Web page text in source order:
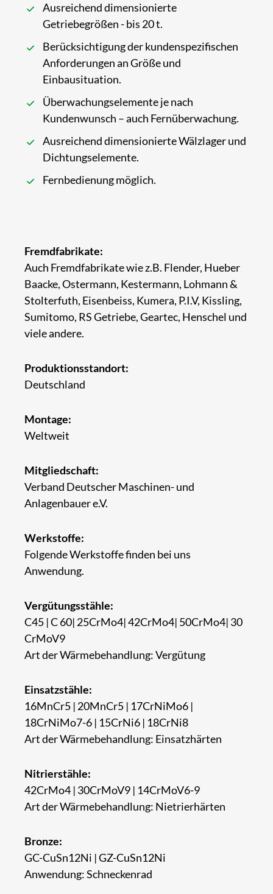
Ausreichend dimensionierte
Getriebegrößen - bis 20 t.
Berücksichtigung der kundenspezifischen
Anforderungen an Größe und
Einbausituation.
Überwachungselemente je nach
Kundenwunsch – auch Fernüberwachung.
Ausreichend dimensionierte Wälzlager und
Dichtungselemente.
Fernbedienung möglich.
Fremdfabrikate:
Auch Fremdfabrikate wie z.B. Flender, Hueber
Baacke, Ostermann, Kestermann, Lohmann &
Stolterfuth, Eisenbeiss, Kumera, P.I.V, Kissling,
Sumitomo, RS Getriebe, Geartec, Henschel und
viele andere.
Produktionsstandort:
Deutschland
Montage:
Weltweit
Mitgliedschaft:
Verband Deutscher Maschinen- und
Anlagenbauer e.V.
Werkstoffe:
Folgende Werkstoffe finden bei uns
Anwendung.
Vergütungsstähle:
C45 | C 60| 25CrMo4| 42CrMo4| 50CrMo4| 30
CrMoV9
Art der Wärmebehandlung: Vergütung
Einsatzstähle:
16MnCr5 | 20MnCr5 | 17CrNiMo6 |
18CrNiMo7-6 | 15CrNi6 | 18CrNi8
Art der Wärmebehandlung: Einsatzhärten
Nitrierstähle:
42CrMo4 | 30CrMoV9 | 14CrMoV6-9
Art der Wärmebehandlung: Nietrierhärten
Bronze:
GC-CuSn12Ni | GZ-CuSn12Ni
Anwendung: Schneckenrad